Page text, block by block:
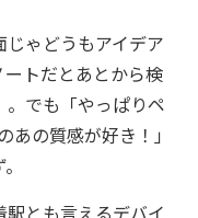
ゃどうもアイデア
トだとあとから検
でも「やっぱりペ
の質感が好き！」
とも言えるデバイ